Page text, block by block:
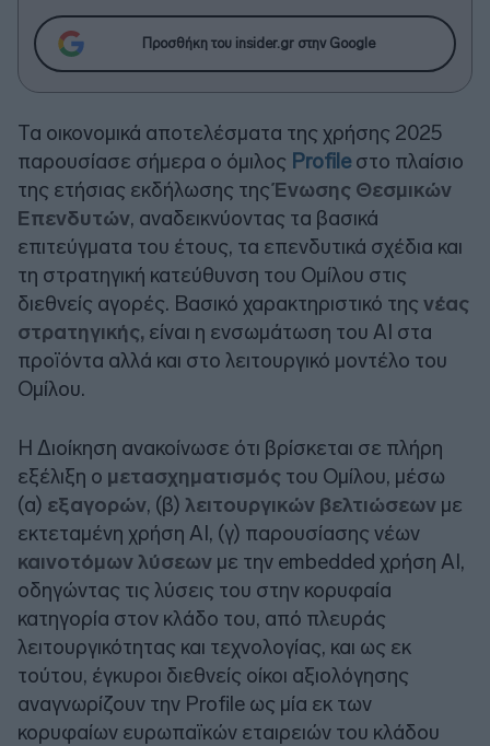
Προσθήκη του insider.gr στην Google
Τα οικονομικά αποτελέσματα της χρήσης 2025
παρουσίασε σήμερα ο όμιλος Profileστο πλαίσιο
της ετήσιας εκδήλωσης τηςΈνωσης Θεσμικών
Επενδυτών, αναδεικνύοντας τα βασικά
επιτεύγματα του έτους, τα επενδυτικά σχέδια και
τη στρατηγική κατεύθυνση του Ομίλου στις
διεθνείς αγορές. Βασικό χαρακτηριστικό της νέας
στρατηγικής, είναι η ενσωμάτωση του ΑΙ στα
προϊόντα αλλά και στο λειτουργικό μοντέλο του
Ομίλου.
Η Διοίκηση ανακοίνωσε ότι βρίσκεται σε πλήρη
εξέλιξη ο μετασχηματισμός του Ομίλου, μέσω
(α) εξαγορών, (β) λειτουργικών βελτιώσεων με
εκτεταμένη χρήση ΑΙ, (γ) παρουσίασης νέων
καινοτόμων λύσεων με την embedded χρήση ΑΙ,
οδηγώντας τις λύσεις του στην κορυφαία
κατηγορία στον κλάδο του, από πλευράς
λειτουργικότητας και τεχνολογίας, και ως εκ
τούτου, έγκυροι διεθνείς οίκοι αξιολόγησης
αναγνωρίζουν την Profile ως μία εκ των
κορυφαίων ευρωπαϊκών εταιρειών του κλάδου